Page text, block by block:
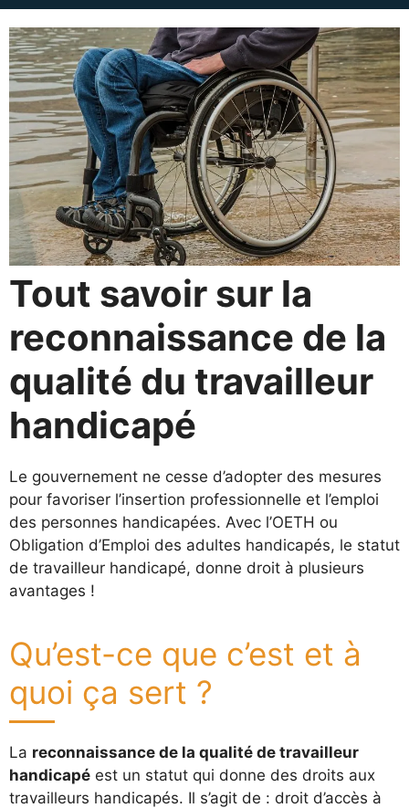
Tout savoir sur la
reconnaissance de la
qualité du travailleur
handicapé
Le gouvernement ne cesse d’adopter des mesures
pour favoriser l’insertion professionnelle et l’emploi
des personnes handicapées. Avec l’OETH ou
Obligation d’Emploi des adultes handicapés, le statut
de travailleur handicapé, donne droit à plusieurs
avantages !
Qu’est-ce que c’est et à
quoi ça sert ?
La reconnaissance de la qualité de travailleur
handicapé est un statut qui donne des droits aux
travailleurs handicapés. Il s’agit de : droit d’accès à